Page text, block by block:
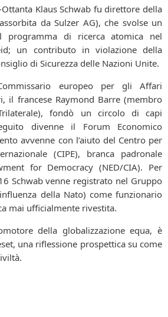
Klaus Schwab fu direttore della
da Sulzer AG), che svolse un
programma di ricerca atomica nel
un contributo in violazione della
di Sicurezza delle Nazioni Unite.
europeo per gli Affari
il francese Raymond Barre (membro
fondò un circolo di capi
divenne il Forum Economico
avvenne con l’aiuto del Centro per
(CIPE), branca padronale
for Democracy (NED/CIA). Per
Schwab venne registrato nel Gruppo
della Nato) come funzionario
mai ufficialmente rivestita.
della globalizzazione equa, è
una riflessione prospettica su come